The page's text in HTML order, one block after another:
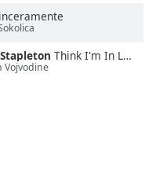
Think I'm In Love With You
Vojvodine